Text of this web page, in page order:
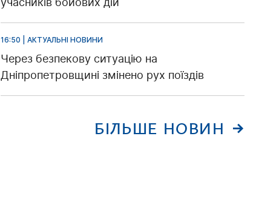
16:50 | АКТУАЛЬНІ НОВИНИ
Через безпекову ситуацію на
Дніпропетровщині змінено рух поїздів
БІЛЬШЕ НОВИН